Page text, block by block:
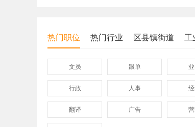
热门职位 热门行业 区县镇街道 工
文员 跟单
行政 人事
翻译 广告